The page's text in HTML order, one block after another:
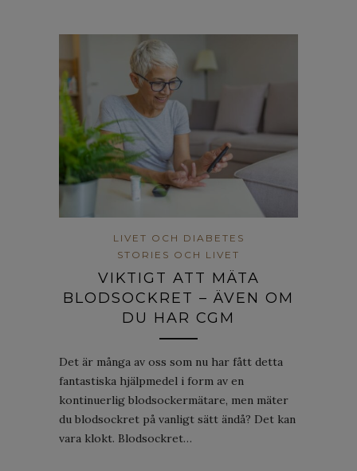
LIVET OCH DIABETES
STORIES OCH LIVET
VIKTIGT ATT MÄTA
BLODSOCKRET – ÄVEN OM
DU HAR CGM
Det är många av oss som nu har fått detta
fantastiska hjälpmedel i form av en
kontinuerlig blodsockermätare, men mäter
du blodsockret på vanligt sätt ändå? Det kan
vara klokt. Blodsockret…